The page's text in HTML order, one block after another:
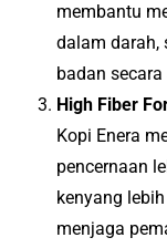
membantu
dalam darah,
badan
High Fiber
Kopi Enera
pencernaan
kenyang
menjaga